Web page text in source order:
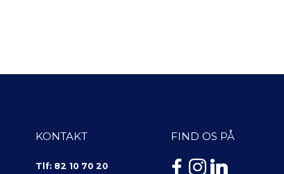
KONTAKT
Tlf: 82 10 70 20
FIND OS PÅ